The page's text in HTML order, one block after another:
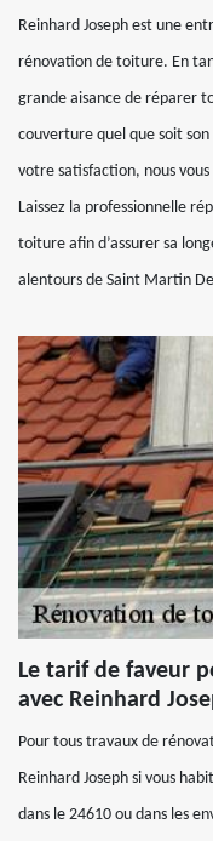
Reinhard Joseph est une
rénovation de toiture. En
grande aisance de réparer
couverture quel que soit
votre satisfaction, nous
Laissez la professionnelle
toiture afin d’assurer sa
alentours de Saint Martin
Le tarif de faveur
avec Reinhard
Pour tous travaux de
Reinhard Joseph si vous
dans le 24610 ou dans les